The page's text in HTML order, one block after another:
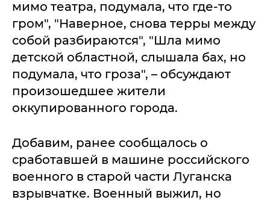
мимо театра, подумала, что где-то
гром", "Наверное, снова терры между
собой разбираются", "Шла мимо
детской областной, слышала бах, но
подумала, что гроза", – обсуждают
произошедшее жители
оккупированного города.
Добавим, ранее сообщалось о
сработавшей в машине российского
военного в старой части Луганска
взрывчатке. Военный выжил, но